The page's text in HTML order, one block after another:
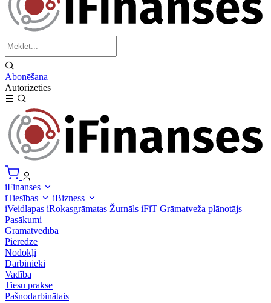
Abonēšana
Autorizēties
iFinanses
iTiesības
iBizness
iVeidlapas iRokasgrāmatas Žurnāls iFiT Grāmatveža plānotājs
Pasākumi
Grāmatvedība
Pieredze
Nodokļi
Darbinieki
Vadība
Tiesu prakse
Pašnodarbinātais